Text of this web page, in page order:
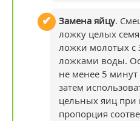
Замена яйцу.
ложку целых
ложки молотых с
ложками воды.
не менее 5 минут
затем
цельных яиц при
пропорция